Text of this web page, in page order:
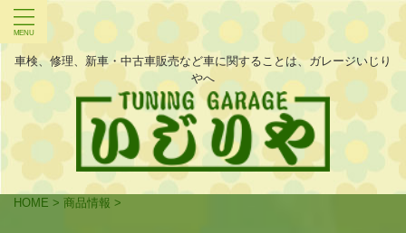
車検、修理、新車・中古車販売など車に関することは、ガレージいじり
やへ
HOME > 商品情報 >